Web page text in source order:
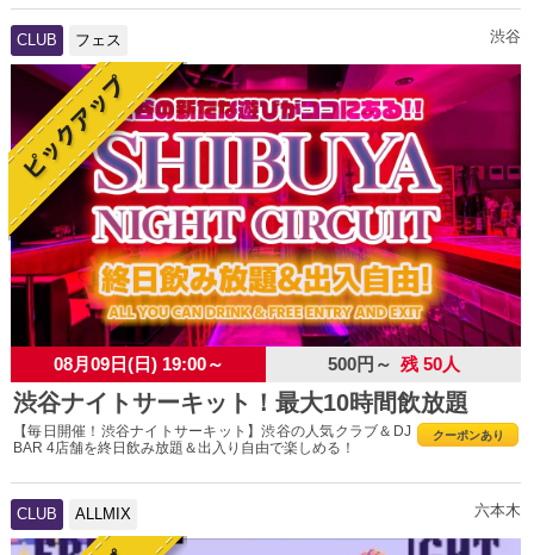
CLUB フェス 渋谷
08月09日(日) 19:00～ 500円～ 残 50人
渋谷ナイトサーキット！最大10時間飲放題
クーポンあり
【毎日開催！渋谷ナイトサーキット】渋谷の人気クラブ＆DJ
BAR 4店舗を終日飲み放題＆出入り自由で楽しめる！
CLUB ALLMIX 六本木